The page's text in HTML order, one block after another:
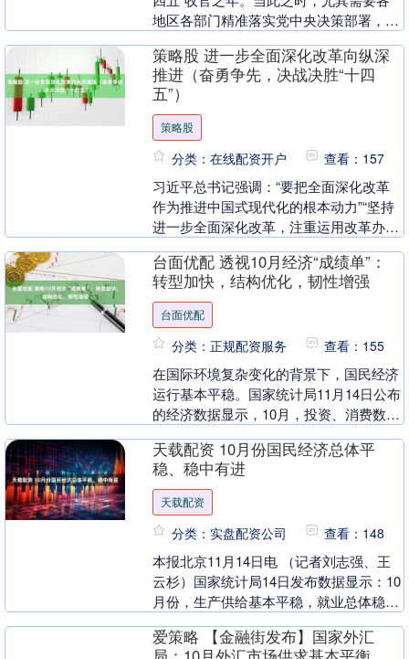
地区各部门精准落实党中央决策部署，努
力完成全年目标任务。 一方面，坚定信
心、保持定力。今....
策略股 进一步全面深化改革向纵深
推进（奋勇争先，决战决胜“十四
五”）
策略股
分类：在线配资开户 查看：157
习近平总书记强调：“要把全面深化改革
作为推进中国式现代化的根本动力”“坚持
进一步全面深化改革，注重运用改革办法
破解发展难题，为发展增动力、激活
力”。 “十四五”....
台面优配 透视10月经济“成绩单”：
转型加快，结构优化，韧性增强
台面优配
分类：正规配资服务 查看：155
在国际环境复杂变化的背景下，国民经济
运行基本平稳。国家统计局11月14日公布
的经济数据显示，10月，投资、消费数据
虽然增速略有回落，但是结构持续优化，
新质生产力....
天载配资 10月份国民经济总体平
稳、稳中有进
天载配资
分类：实盘配资公司 查看：148
本报北京11月14日电 （记者刘志强、王
云杉）国家统计局14日发布数据显示：10
月份，生产供给基本平稳，就业总体稳
定，物价有所改善，新动能培育壮大，国
民经济保持....
爱策略 【金融街发布】国家外汇